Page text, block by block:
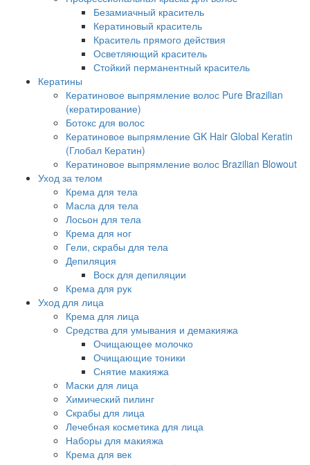
Безамиачный краситель
Кератиновый краситель
Краситель прямого действия
Осветляющий краситель
Стойкий перманентный краситель
Кератины
Кератиновое выпрямление волос Pure Brazilian
(кератирование)
Ботокс для волос
Кератиновое выпрямление GK Hair Global Keratin
(Глобал Кератин)
Кератиновое выпрямление волос Brazilian Blowout
Уход за телом
Крема для тела
Масла для тела
Лосьон для тела
Крема для ног
Гели, скрабы для тела
Депиляция
Воск для депиляции
Крема для рук
Уход для лица
Крема для лица
Средства для умывания и демакияжа
Очищающее молочко
Очищающие тоники
Снятие макияжа
Маски для лица
Химический пилинг
Скрабы для лица
Лечебная косметика для лица
Наборы для макияжа
Крема для век